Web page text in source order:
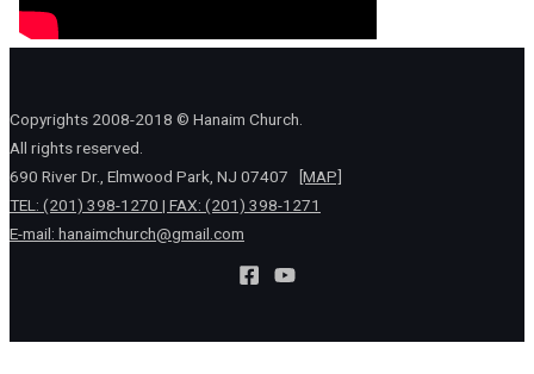
Copyrights 2008-2018 © Hanaim Church.
All rights reserved.
690 River Dr., Elmwood Park, NJ 07407
[MAP]
TEL: (201) 398-1270 | FAX: (201) 398-1271
E-mail: hanaimchurch@gmail.com